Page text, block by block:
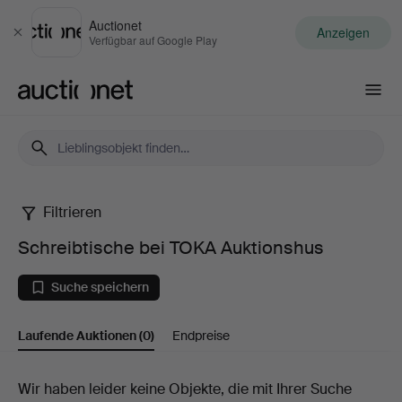
Schließen
Auctionet
Verfügbar auf Google Play Anzeigen
Schreibtische
bei
TOKA
Auktionshus
Filtrieren
Schreibtische bei TOKA Auktionshus
Suche speichern
Laufende Auktionen(0) Endpreise
Laufende
Wir haben leider keine Objekte, die mit Ihrer Suche